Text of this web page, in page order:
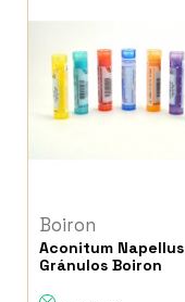
Boiron
Aconitum Napellus
Gránulos Boiron